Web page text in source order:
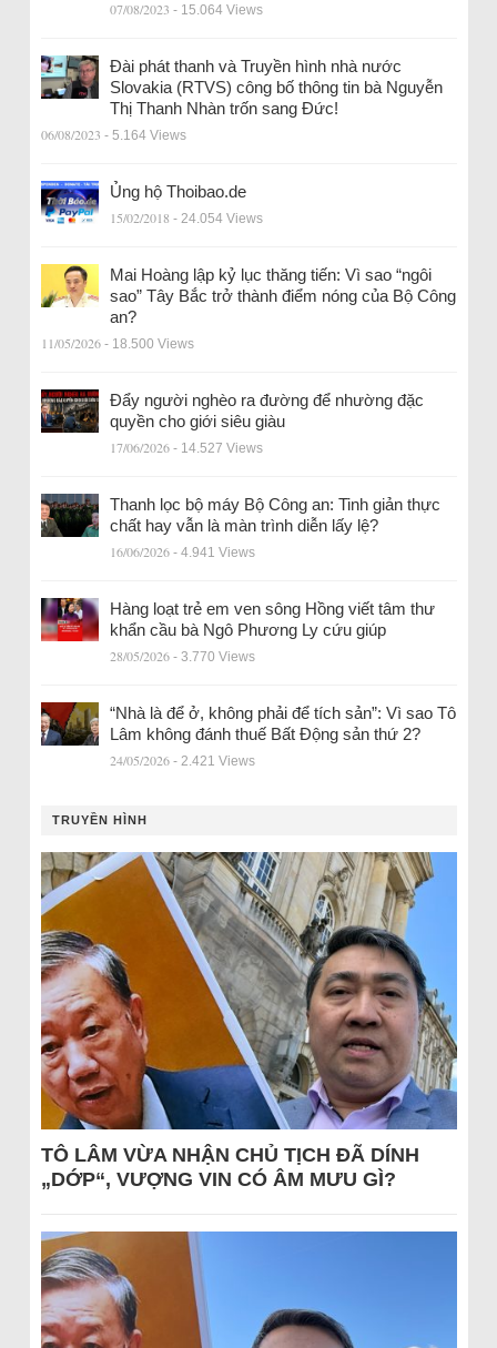
07/08/2023 - 15.064 Views
Đài phát thanh và Truyền hình nhà nước
Slovakia (RTVS) công bố thông tin bà Nguyễn
Thị Thanh Nhàn trốn sang Đức!
06/08/2023 - 5.164 Views
Ủng hộ Thoibao.de
15/02/2018 - 24.054 Views
Mai Hoàng lập kỷ lục thăng tiến: Vì sao “ngôi
sao” Tây Bắc trở thành điểm nóng của Bộ Công
an?
11/05/2026 - 18.500 Views
Đẩy người nghèo ra đường để nhường đặc
quyền cho giới siêu giàu
17/06/2026 - 14.527 Views
Thanh lọc bộ máy Bộ Công an: Tinh giản thực
chất hay vẫn là màn trình diễn lấy lệ?
16/06/2026 - 4.941 Views
Hàng loạt trẻ em ven sông Hồng viết tâm thư
khẩn cầu bà Ngô Phương Ly cứu giúp
28/05/2026 - 3.770 Views
“Nhà là để ở, không phải để tích sản”: Vì sao Tô
Lâm không đánh thuế Bất Động sản thứ 2?
24/05/2026 - 2.421 Views
TRUYỀN HÌNH
TÔ LÂM VỪA NHẬN CHỦ TỊCH ĐÃ DÍNH
„DỚP“, VƯỢNG VIN CÓ ÂM MƯU GÌ?